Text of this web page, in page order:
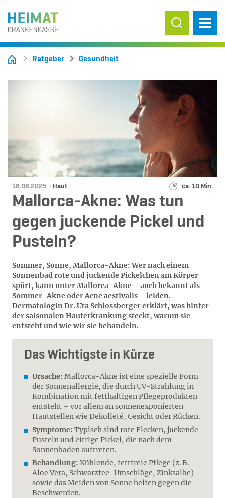
Suche ein-/
Ratgeber Gesundheit
Datum:
18.06.2025 - Kategorie:
Haut Lesedauer:
ca. 10 Min.
Mallorca-Akne: Was tun
gegen juckende Pickel und
Pusteln?
Sommer, Sonne, Mallorca-Akne: Wer nach einem
Sonnenbad rote und juckende Pickelchen am Körper
spürt, kann unter Mallorca-Akne – auch bekannt als
Sommer-Akne oder Acne aestivalis – leiden.
Dermatologin Dr. Uta Schlossberger erklärt, was hinter
der saisonalen Hauterkrankung steckt, warum sie
entsteht und wie wir sie behandeln.
Das Wichtigste in Kürze
Ursache: Mallorca-Akne ist eine spezielle Form
der Sonnenallergie, die durch UV-Strahlung in
Kombination mit fetthaltigen Pflegeprodukten
entsteht – vor allem an sonnenexponierten
Hautstellen wie Dekolleté, Gesicht oder Rücken.
Symptome: Typisch sind rote Flecken, juckende
Pusteln und eitrige Pickel, die nach dem
Sonnenbaden auftreten.
Behandlung: Kühlende, fettfreie Pflege (z. B.
Aloe Vera, Schwarztee-Umschläge, Zinksalbe)
sowie das Meiden von Sonne helfen gegen die
Beschwerden.